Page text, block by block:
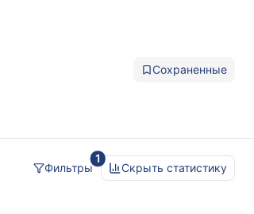
Сохраненные
1
Фильтры
Скрыть статистику